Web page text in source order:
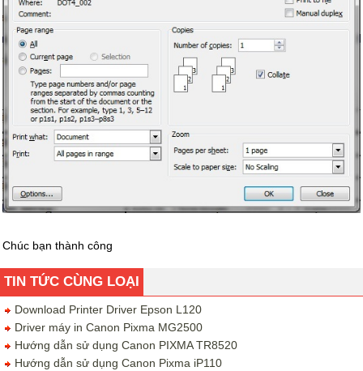
Chúc bạn thành công
TIN TỨC CÙNG LOẠI
Download Printer Driver Epson L120
Driver máy in Canon Pixma MG2500
Hướng dẫn sử dụng Canon PIXMA TR8520
Hướng dẫn sử dụng Canon Pixma iP110